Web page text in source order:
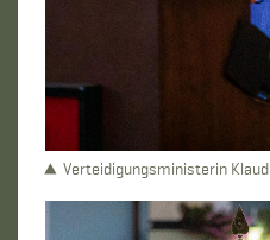
Verteidigungsministerin